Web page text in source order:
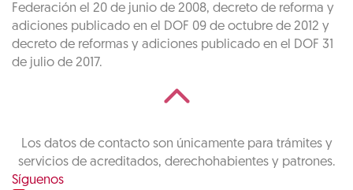
Federación el 20 de junio de 2008, decreto de reforma y
adiciones publicado en el DOF 09 de octubre de 2012 y
decreto de reformas y adiciones publicado en el DOF 31
de julio de 2017.
Los datos de contacto son únicamente para trámites y
servicios de acreditados, derechohabientes y patrones.
Síguenos